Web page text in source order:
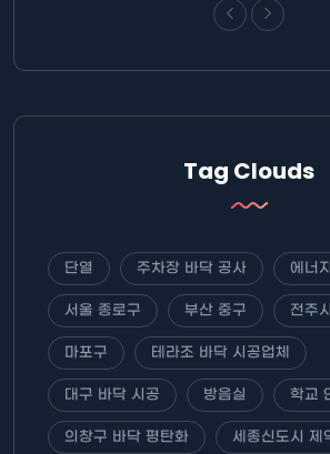
Tag Clouds
단열 주차장 바닥 공사 에너
서울 종로구 부산 중구 전주
마포구 테라조 바닥 시공업체
대구 바닥 시공 방음실 학교
의창구 바닥 평탄화 세종신도시 제